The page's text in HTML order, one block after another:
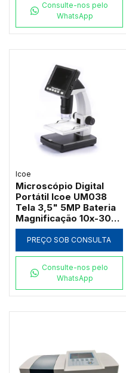
Consulte-nos pelo
WhatsApp
Icoe
Microscópio Digital
Portátil Icoe UM038
Tela 3,5" 5MP Bateria
Magnificação 10x-300x
e Iluminação LED
PREÇO SOB CONSULTA
Consulte-nos pelo
WhatsApp